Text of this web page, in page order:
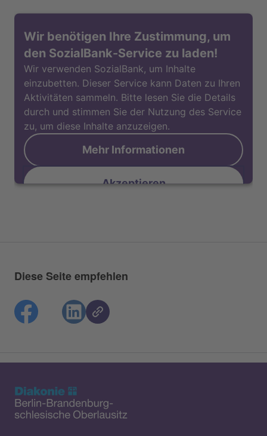
Wir benötigen Ihre Zustimmung, um
den SozialBank-Service zu laden!
Wir verwenden SozialBank, um Inhalte
einzubetten. Dieser Service kann Daten zu Ihren
Aktivitäten sammeln. Bitte lesen Sie die Details
durch und stimmen Sie der Nutzung des Service
zu, um diese Inhalte anzuzeigen.
Mehr Informationen
Akzeptieren
Diese Seite empfehlen